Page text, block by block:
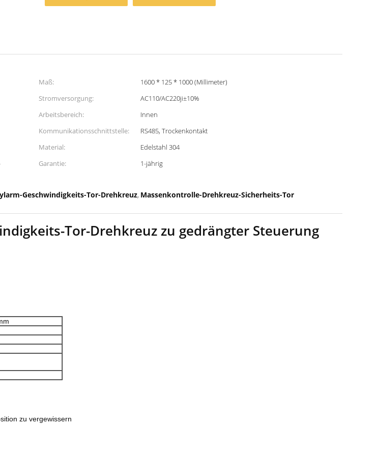
Maß:
1600 * 125 * 1000 (Millimeter)
Stromversorgung:
AC110/AC220ji±10%
Arbeitsbereich:
Innen
Kommunikationsschnittstelle:
RS485, Trockenkontakt
Material:
Edelstahl 304
Garantie: 1-jährig
Geschwindigkeits-Tor-Drehkreuz, Massenkontrolle-Drehkreuz-Sicherheits-Tor
Tor-Drehkreuz zu gedrängter Steuerung
zu vergewissern